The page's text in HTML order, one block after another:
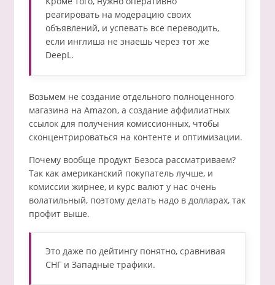
реагировать на модерацию своих
объявлений, и успевать все переводить,
если инглиша не знаешь через тот же
DeepL.
Возьмем не создание отдельного полноценного
магазина на Amazon, а создание аффилиатных
ссылок для получения комиссионных, чтобы
сконцентрироваться на контенте и оптимизации.
Почему вообще продукт Безоса рассматриваем?
Так как американский покупатель лучше, и
комиссии жирнее, и курс валют у нас очень
волатильный, поэтому делать надо в долларах, так
профит выше.
Это даже по дейтингу понятно, сравнивая
СНГ и Западные трафики.